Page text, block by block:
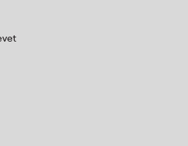
dina dokument
att läsa innehållet
blänk. Tillverkade i
Perfekta för allt från